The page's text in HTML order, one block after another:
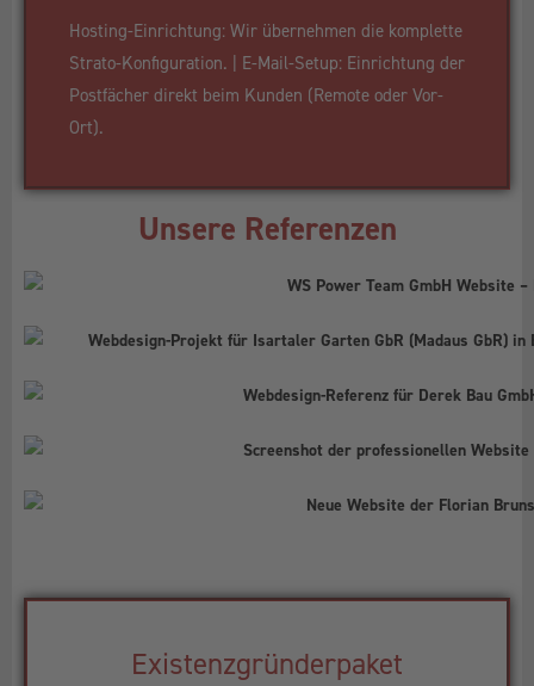
Hosting-Einrichtung: Wir übernehmen die komplette
Strato-Konfiguration. | E-Mail-Setup: Einrichtung der
Postfächer direkt beim Kunden (Remote oder Vor-
Ort).
Unsere Referenzen
Existenzgründerpaket